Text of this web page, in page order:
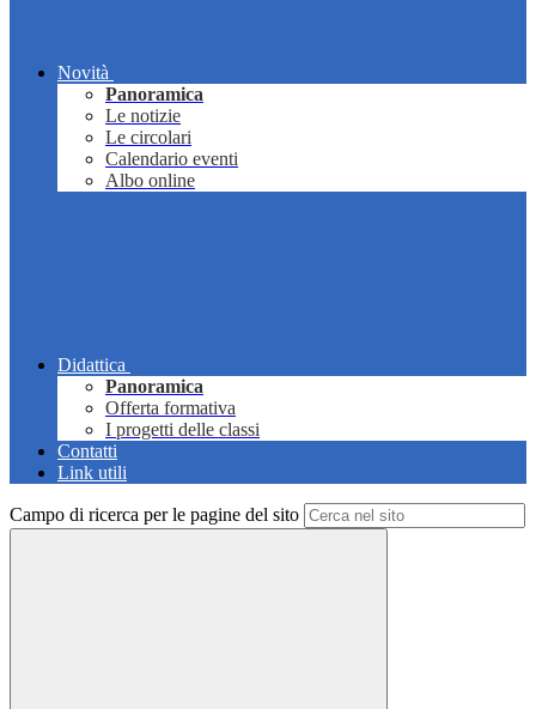
Novità
Panoramica
Le notizie
Le circolari
Calendario eventi
Albo online
Didattica
Panoramica
Offerta formativa
I progetti delle classi
Contatti
Link utili
Campo di ricerca per le pagine del sito